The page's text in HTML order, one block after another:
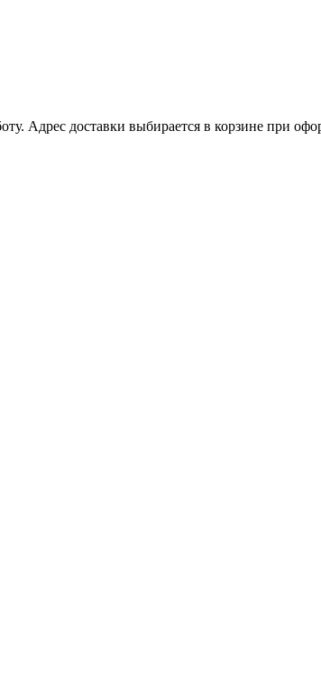
Адрес доставки выбирается в корзине при